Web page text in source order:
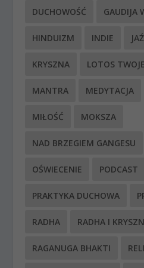
DUCHOWOŚĆ GAUDIJA
HINDUIZM INDIE
KRYSZNA LOTOS
MANTRA MEDYTACJA
MIŁOŚĆ MOKSZA
NAD BRZEGIEM GANGESU
OŚWIECENIE PODCAST
PRAKTYKA DUCHOWA
RADHA RADHA I
RAGANUGA BHAKTI